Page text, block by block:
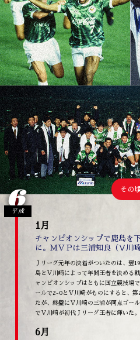
その
6
平成
1月
チャンピオンシップで鹿島を
に。ＭＶＰは三浦知良（Ⅴ川崎
Ｊリーグ元年の決着がついたのは、翌
島とＶ川崎によって年間王者を決める
ャンピオンシップはともに国立競技場
ールで2-0とＶ川崎がものにすると、
たが、終盤にＶ川崎の三浦が同点ゴー
でＶ川崎が初代Ｊリーグ王者に輝いた。
6月